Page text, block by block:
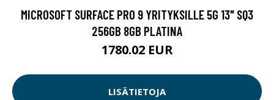
MICROSOFT SURFACE PRO 9 YRITYKSILLE 5G 13" SQ3
256GB 8GB PLATINA
1780.02 EUR
LISÄTIETOJA